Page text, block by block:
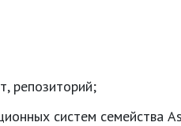
репозиторий;
систем семейства